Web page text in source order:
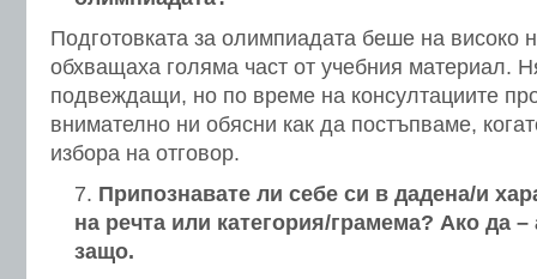
Подготовката за олимпиадата беше на високо
обхващаха голяма част от учебния материал.
подвеждащи, но по време на консултациите
внимателно ни обясни как да постъпваме,
избора на отговор.
Припознавате ли себе си в дадена/и
на речта или категория/грамема? Ако да –
защо.